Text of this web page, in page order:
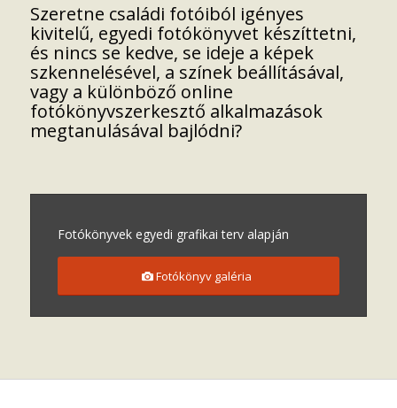
Szeretne családi fotóiból igényes
kivitelű, egyedi fotókönyvet készíttetni,
és nincs se kedve, se ideje a képek
szkennelésével, a színek beállításával,
vagy a különböző online
fotókönyvszerkesztő alkalmazások
megtanulásával bajlódni?
Fotókönyvek egyedi grafikai terv alapján
Fotókönyv galéria